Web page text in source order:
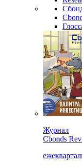
Журнал
Cbonds